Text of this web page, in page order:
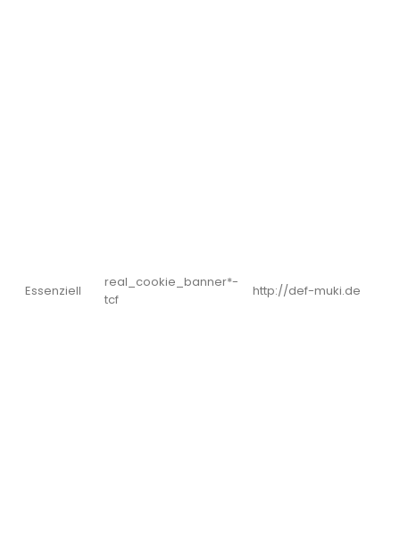
Essenziell
real_cookie_banner*-
tcf
http://def-muki.de